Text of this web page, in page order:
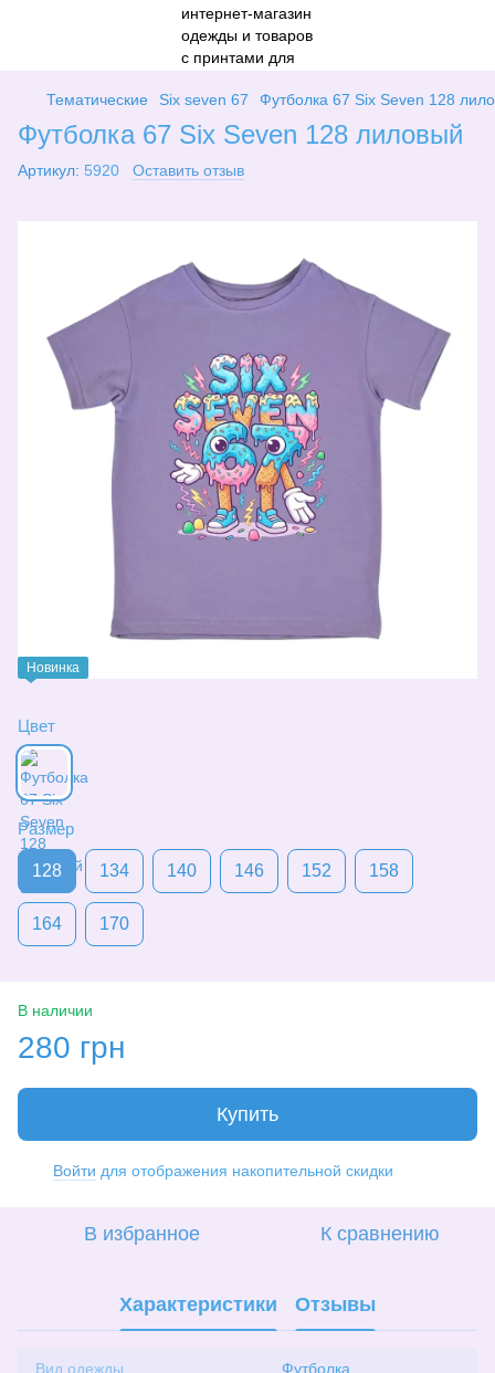
Тематические Six seven 67 Футболка 67 Six Seven 128
Футболка 67 Six Seven 128 лиловый
Артикул: 5920 Оставить отзыв
Новинка
Цвет
Размер
128 134 140 146 152 158
164 170
В наличии
280 грн
Купить
Войти для отображения накопительной скидки
В избранное К сравнению
Характеристики Отзывы
Вид одежды Футболка